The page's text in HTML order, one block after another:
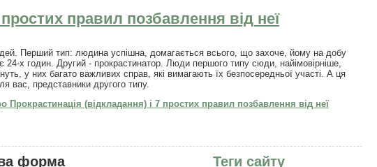
правил позбавлення від неї
Перший тип: людина успішна, домагається всього, що захоче, йому на добу
24-х годин. Другий - прокрастинатор. Люди першого типу сюди, найімовірніше,
у них багато важливих справ, які вимагають їх безпосередньої участі. А ця
вас, представники другого типу.
Прокрастинація (відкладання) і 7 простих правил позбавлення від неї
форма Теги сайту